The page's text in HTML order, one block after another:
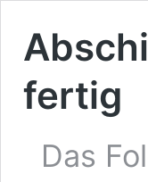
fertig
Das